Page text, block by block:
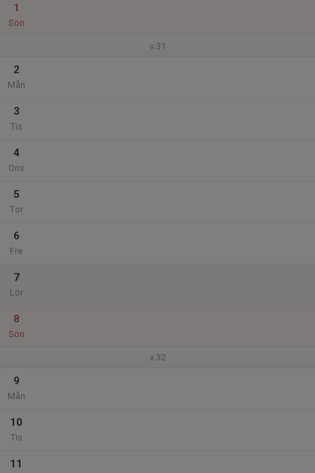
1
Sön
v.31
2
Mån
3
Tis
4
Ons
5
Tor
6
Fre
7
Lör
8
Sön
v.32
9
Mån
10
Tis
11